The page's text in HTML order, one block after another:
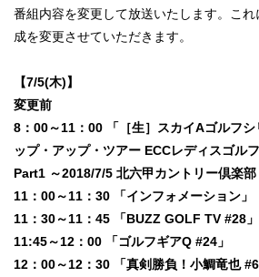
番組内容を変更して放送いたします。こ
成を変更させていただきます。
【7/5(木)】
変更前
8：00～11：00 「［生］スカイAゴルフ
ップ・アップ・ツアー ECCレディスゴル
Part1 ～2018/7/5 北六甲カントリー倶楽部
11：00～11：30 「インフォメーション」
11：30～11：45 「BUZZ GOLF TV #28」
11:45～12：00 「ゴルフギアQ #24」
12：00～12：30 「真剣勝負！小鯛竜也 #6